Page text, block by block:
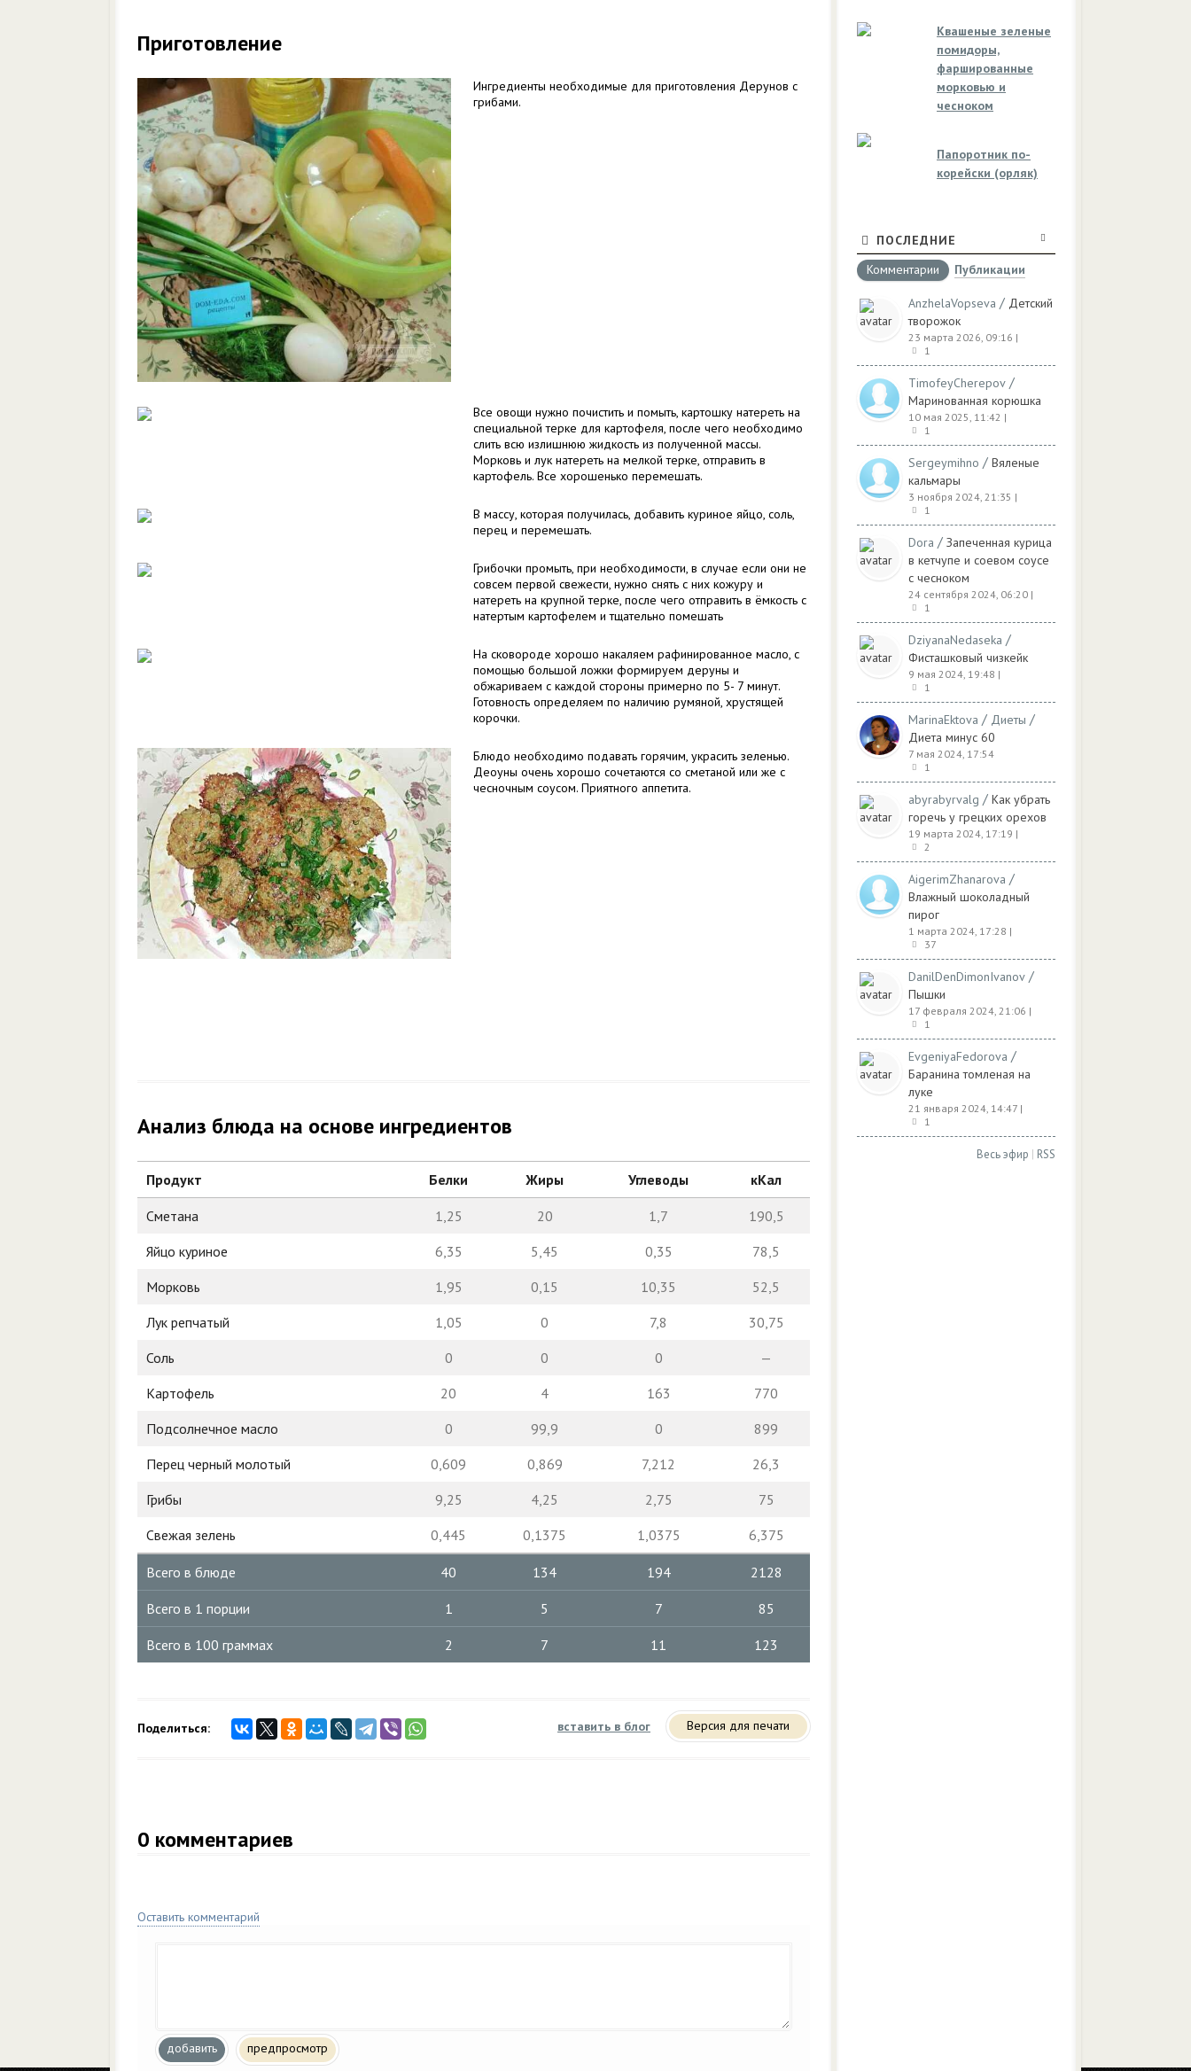
Приготовление
Ингредиенты необходимые для приготовления Дерунов с
грибами.
Все овощи нужно почистить и помыть, картошку натереть на
специальной терке для картофеля, после чего необходимо
слить всю излишнюю жидкость из полученной массы.
Морковь и лук натереть на мелкой терке, отправить в
картофель. Все хорошенько перемешать.
В массу, которая получилась, добавить куриное яйцо, соль,
перец и перемешать.
Грибочки промыть, при необходимости, в случае если они не
совсем первой свежести, нужно снять с них кожуру и
натереть на крупной терке, после чего отправить в ёмкость с
натертым картофелем и тщательно помешать
На сковороде хорошо накаляем рафинированное масло, с
помощью большой ложки формируем деруны и
обжариваем с каждой стороны примерно по 5- 7 минут.
Готовность определяем по наличию румяной, хрустящей
корочки.
Блюдо необходимо подавать горячим, украсить зеленью.
Деоуны очень хорошо сочетаются со сметаной или же с
чесночным соусом. Приятного аппетита.
Анализ блюда на основе ингредиентов
Продукт Белки Жиры Углеводы кКал
Сметана 1,25 20 1,7
190,5
Яйцо куриное
6,35 5,45 0,35
78,5
Морковь
1,95 0,15 10,35
52,5
Лук репчатый
1,05 0 7,8
30,75
Соль
0 0 0
—
Картофель
20 4 163
770
Подсолнечное масло
0 99,9 0
899
Перец черный молотый
0,609 0,869 7,212
26,3
Грибы
9,25 4,25 2,75
75
Свежая зелень
0,445 0,1375 1,0375 6,375
Всего в блюде 40 134 194 2128
Всего в 1 порции 1 5 7 85
Всего в 100 граммах 2 7 11 123
Поделиться: вставить в блог Версия для печати
0 комментариев
Оставить комментарий
добавить предпросмотр
Квашеные зеленые
помидоры,
фаршированные
морковью и
чесноком
Папоротник по-
корейски (орляк)
ПОСЛЕДНИЕ
Комментарии
Публикации
AnzhelaVopseva / Детский
творожок
23 марта 2026, 09:16 |
1
TimofeyCherepov /
Маринованная корюшка
10 мая 2025, 11:42 |
1
Sergeymihno / Вяленые
кальмары
3 ноября 2024, 21:35 |
1
Dora / Запеченная курица
в кетчупе и соевом соусе
с чесноком
24 сентября 2024, 06:20 |
1
DziyanaNedaseka /
Фисташковый чизкейк
9 мая 2024, 19:48 |
1
MarinaEktova / Диеты /
Диета минус 60
7 мая 2024, 17:54
1
abyrabyrvalg / Как убрать
горечь у грецких орехов
19 марта 2024, 17:19 |
2
AigerimZhanarova /
Влажный шоколадный
пирог
1 марта 2024, 17:28 |
37
DanilDenDimonIvanov /
Пышки
17 февраля 2024, 21:06 |
1
EvgeniyaFedorova /
Баранина томленая на
луке
21 января 2024, 14:47 |
1
Весь эфир | RSS